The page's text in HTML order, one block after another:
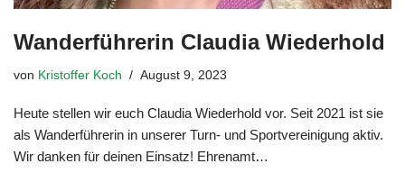
Wanderführerin Claudia Wiederhold
von Kristoffer Koch August 9, 2023
Heute stellen wir euch Claudia Wiederhold vor. Seit 2021 ist sie
als Wanderführerin in unserer Turn- und Sportvereinigung aktiv.
Wir danken für deinen Einsatz! Ehrenamt…